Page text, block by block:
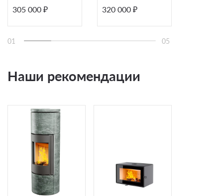
R1 XL
305 000 ₽
Astov R R1.0 K
320 000 ₽
01 05
Наши рекомендации